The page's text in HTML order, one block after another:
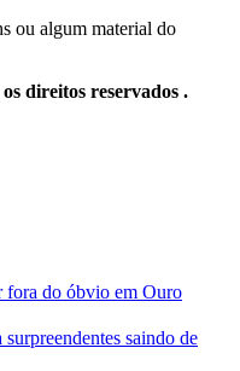
ou algum material do
direitos reservados .
fora do óbvio em Ouro
saindo de